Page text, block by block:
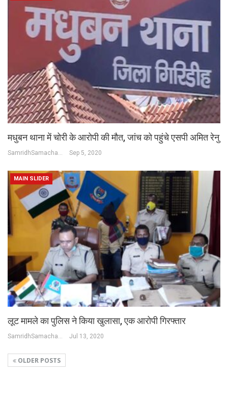
मधुबन थाना में चोरी के आरोपी की मौत, जांच को पहुंचे एसपी अमित रेनु
SamridhSamachar Desk Sep 5, 2020
MAIN SLIDER
लूट मामले का पुलिस ने किया खुलासा, एक आरोपी गिरफ्तार
SamridhSamachar Desk Jul 13, 2020
OLDER POSTS